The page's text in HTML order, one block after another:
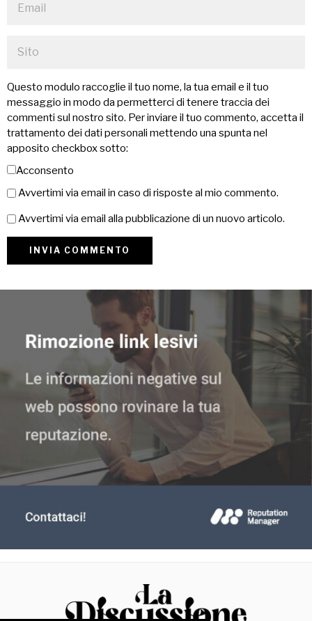
Questo modulo raccoglie il tuo nome, la tua email e il tuo
messaggio in modo da permetterci di tenere traccia dei
commenti sul nostro sito. Per inviare il tuo commento, accetta il
trattamento dei dati personali mettendo una spunta nel
apposito checkbox sotto:
Acconsento
Avvertimi via email in caso di risposte al mio commento.
Avvertimi via email alla pubblicazione di un nuovo articolo.